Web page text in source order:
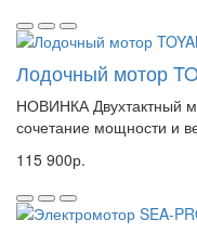
Лодочный мотор
НОВИНКА Двухтактный
сочетание мощности и
115 900р.